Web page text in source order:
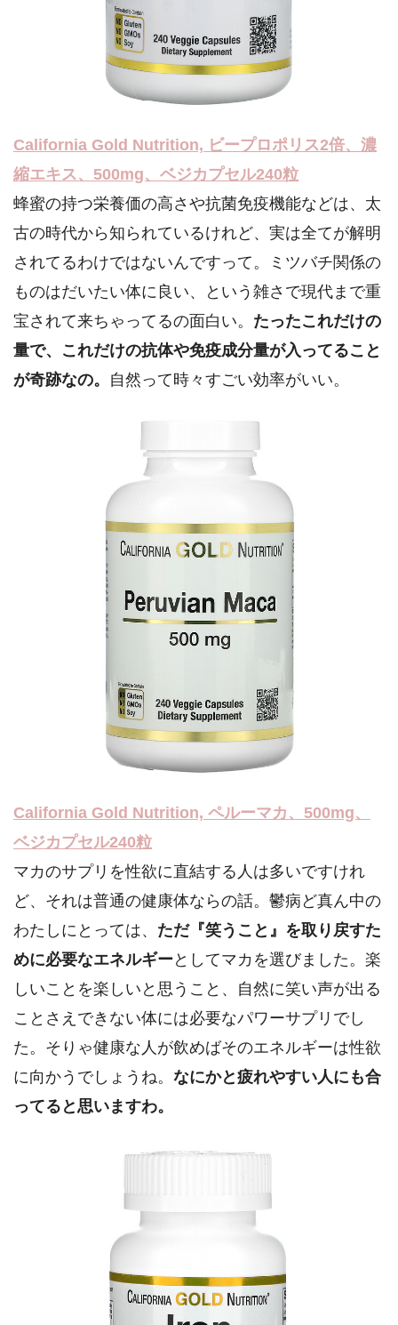
California Gold Nutrition, ビープロポリス2倍、濃
縮エキス、500mg、ベジカプセル240粒
蜂蜜の持つ栄養価の高さや抗菌免疫機能などは、太
古の時代から知られているけれど、実は全てが解明
されてるわけではないんですって。ミツバチ関係の
ものはだいたい体に良い、という雑さで現代まで重
宝されて来ちゃってるの面白い。 たったこれだけの
量で、これだけの抗体や免疫成分量が入ってること
が奇跡なの。 自然って時々すごい効率がいい。
California Gold Nutrition, ペルーマカ、500mg、
ベジカプセル240粒
マカのサプリを性欲に直結する人は多いですけれ
ど、それは普通の健康体ならの話。鬱病ど真ん中の
わたしにとっては、 ただ『笑うこと』を取り戻すた
めに必要なエネルギーとしてマカを選びました。楽
しいことを楽しいと思うこと、自然に笑い声が出る
ことさえできない体には必要なパワーサプリでし
た。そりゃ健康な人が飲めばそのエネルギーは性欲
に向かうでしょうね。 なにかと疲れやすい人にも合
ってると思いますわ。